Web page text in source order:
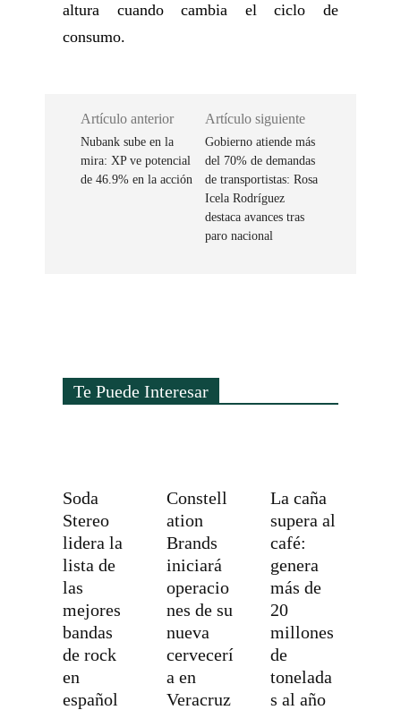
altura cuando cambia el ciclo de
consumo.
Artículo anterior
Nubank sube en la
mira: XP ve potencial
de 46.9% en la acción
Artículo siguiente
Gobierno atiende más
del 70% de demandas
de transportistas: Rosa
Icela Rodríguez
destaca avances tras
paro nacional
Te Puede Interesar
Soda
Stereo
lidera la
lista de
las
mejores
bandas
de rock
en
español
Constell
ation
Brands
iniciará
operacio
nes de su
nueva
cervecerí
a en
Veracruz
La caña
supera al
café:
genera
más de
20
millones
de
tonelada
s al año